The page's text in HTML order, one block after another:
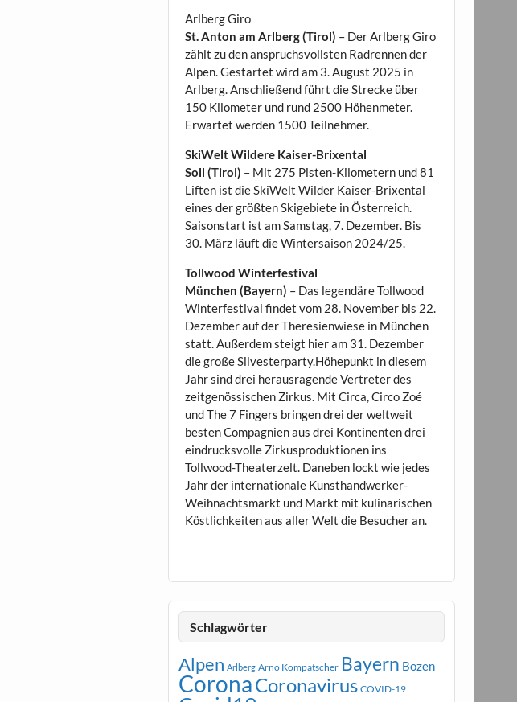
Arlberg Giro
St. Anton am Arlberg (Tirol) – Der Arlberg Giro
zählt zu den anspruchsvollsten Radrennen der
Alpen. Gestartet wird am 3. August 2025 in
Arlberg. Anschließend führt die Strecke über
150 Kilometer und rund 2500 Höhenmeter.
Erwartet werden 1500 Teilnehmer.
SkiWelt Wildere Kaiser-Brixental
Soll (Tirol) – Mit 275 Pisten-Kilometern und 81
Liften ist die SkiWelt Wilder Kaiser-Brixental
eines der größten Skigebiete in Österreich.
Saisonstart ist am Samstag, 7. Dezember. Bis
30. März läuft die Wintersaison 2024/25.
Tollwood Winterfestival
München (Bayern) – Das legendäre Tollwood
Winterfestival findet vom 28. November bis 22.
Dezember auf der Theresienwiese in München
statt. Außerdem steigt hier am 31. Dezember
die große Silvesterparty.Höhepunkt in diesem
Jahr sind drei herausragende Vertreter des
zeitgenössischen Zirkus. Mit Circa, Circo Zoé
und The 7 Fingers bringen drei der weltweit
besten Compagnien aus drei Kontinenten drei
eindrucksvolle Zirkusproduktionen ins
Tollwood-Theaterzelt. Daneben lockt wie jedes
Jahr der internationale Kunsthandwerker-
Weihnachtsmarkt und Markt mit kulinarischen
Köstlichkeiten aus aller Welt die Besucher an.
Schlagwörter
Alpen Arlberg Arno Kompatscher Bayern Bozen
CoronaCoronavirus COVID-19